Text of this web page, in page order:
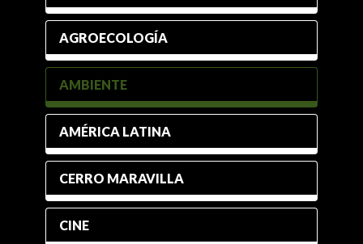
AGROECOLOGÍA
AMBIENTE
AMÉRICA LATINA
CERRO MARAVILLA
CINE